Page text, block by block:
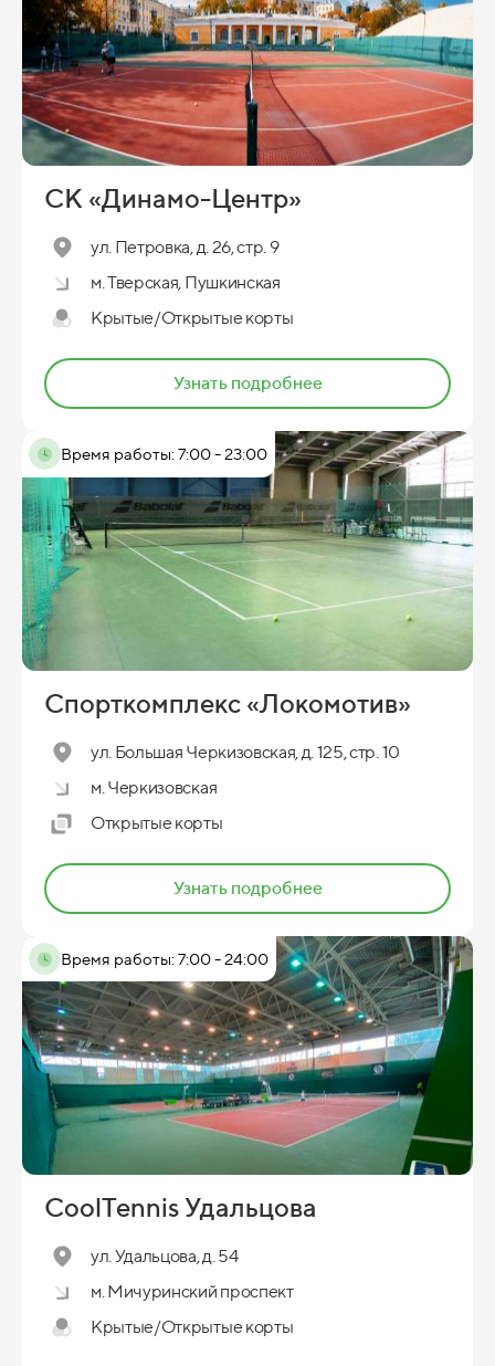
СК «Динамо-Центр»
ул. Петровка, д. 26, стр. 9
м. Тверская, Пушкинская
Крытые/Открытые корты
Узнать подробнее
Время работы: 7:00 - 23:00
Спорткомплекс «Локомотив»
ул. Большая Черкизовская, д. 125, стр. 10
м. Черкизовская
Открытые корты
Узнать подробнее
Время работы: 7:00 - 24:00
CoolTennis Удальцова
ул. Удальцова, д. 54
м. Мичуринский проспект
Крытые/Открытые корты